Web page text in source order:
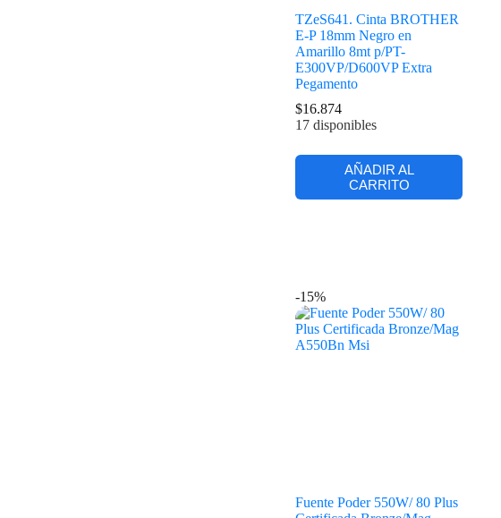
TZeS641. Cinta BROTHER
E-P 18mm Negro en
Amarillo 8mt p/PT-
E300VP/D600VP Extra
Pegamento
$16.874
17 disponibles
AÑADIR AL
CARRITO
-15%
Fuente Poder 550W/ 80 Plus